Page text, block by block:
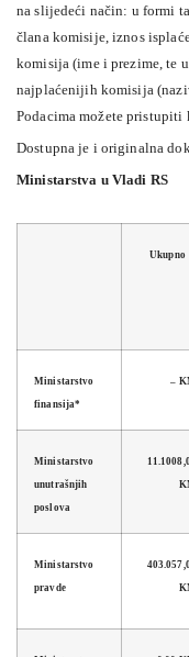
na slijedeći način: u formi
člana komisije, iznos
komisija (ime i prezime, te
najplaćenijih komisija
Podacima možete pristupiti
Dostupna je i originalna
Ministarstva u Vladi RS
Ukupno
Ministarstvo
finansija*
–
Ministarstvo
unutrašnjih
poslova
Ministarstvo
pravde